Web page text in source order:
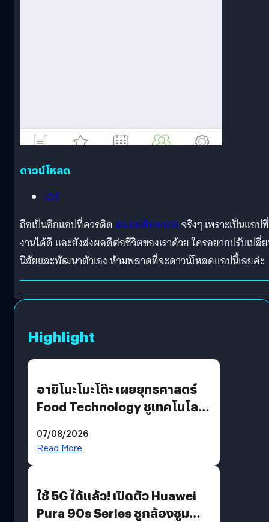
ดาวน์โหลด
iOS
ถือเป็นอีกแอปที่ควรติด#แอพดีบอกต่อจริงๆ เพราะเป็นแอป
งานได้ดี และยังส่งผลดีต่อชีวิตของเราด้วย ใครอยากปรับเปลี่
นิสัยและพัฒนาตัวเอง ห้ามพลาดที่จะดาวน์โหลดแอปนี้เลยค่ะ
Highlight
อายิโนะโมะโต๊ะ เผยยุทธศาสตร์
Food Technology ชูเทคโนโลยี
บริโภคและ B2B
07/08/2026
Read More
ใช้ 5G ได้แล้ว! เปิดตัว Huawei
Pura 90s Series ชูกล้องซูม